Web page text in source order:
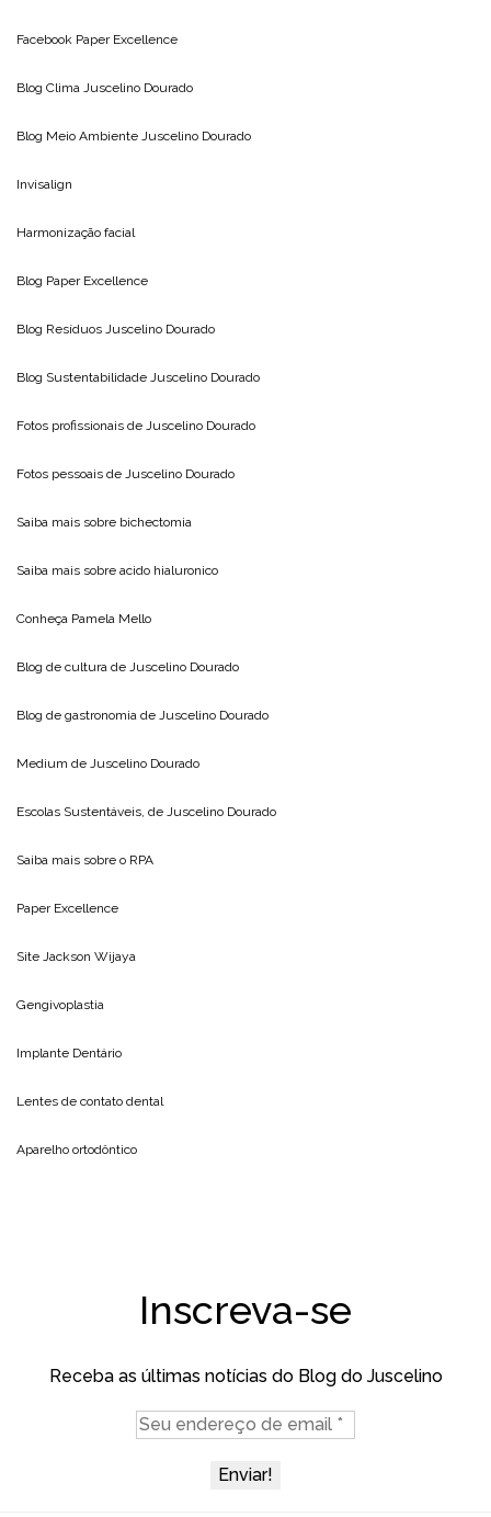
Facebook Paper Excellence
Blog Clima Juscelino Dourado
Blog Meio Ambiente Juscelino Dourado
Invisalign
Harmonização facial
Blog Paper Excellence
Blog Resíduos Juscelino Dourado
Blog Sustentabilidade Juscelino Dourado
Fotos profissionais de Juscelino Dourado
Fotos pessoais de Juscelino Dourado
Saiba mais sobre bichectomia
Saiba mais sobre acido hialuronico
Conheça Pamela Mello
Blog de cultura de Juscelino Dourado
Blog de gastronomia de Juscelino Dourado
Medium de Juscelino Dourado
Escolas Sustentáveis, de Juscelino Dourado
Saiba mais sobre o RPA
Paper Excellence
Site Jackson Wijaya
Gengivoplastia
Implante Dentário
Lentes de contato dental
Aparelho ortodôntico
Inscreva-se
Receba as últimas notícias do Blog do Juscelino